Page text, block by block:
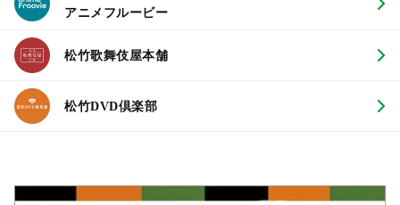
アニメフルービー
松竹歌舞伎屋本舗
松竹DVD倶楽部